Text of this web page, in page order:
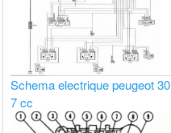
Schema electrique peugeot 30
7 cc